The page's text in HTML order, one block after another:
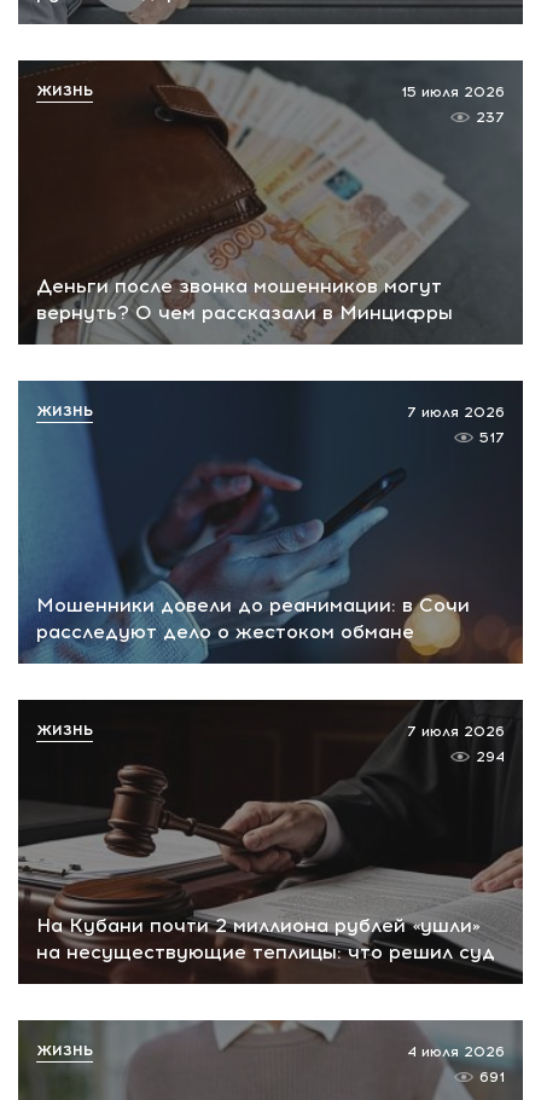
Деньги после звонка мошенников могут
вернуть? О чем рассказали в Минцифры
15 июля 2026
237
ЖИЗНЬ
Мошенники довели до реанимации: в Сочи
расследуют дело о жестоком обмане
7 июля 2026
517
ЖИЗНЬ
На Кубани почти 2 миллиона рублей «ушли»
на несуществующие теплицы: что решил суд
7 июля 2026
294
ЖИЗНЬ
4 июля 2026
691
ЖИЗНЬ